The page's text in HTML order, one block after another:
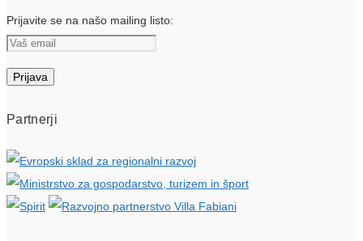
Prijavite se na našo mailing listo:
Partnerji